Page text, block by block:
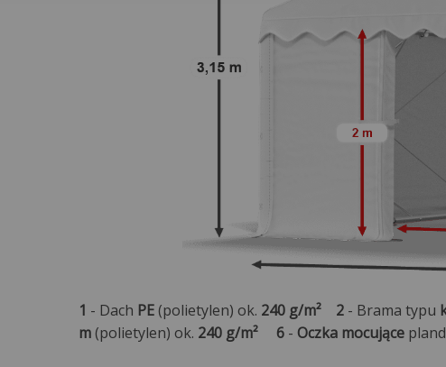
1 - Dach PE(polietylen) ok. 240 g/m² 2 - Brama typu
m(polietylen) ok. 240 g/m² 6 - Oczka mocujące